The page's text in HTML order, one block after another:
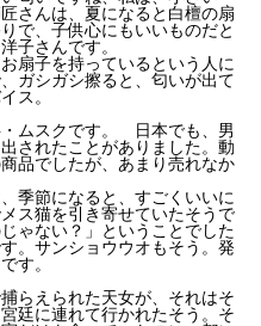
さんは、夏になると白檀の扇
で、子供心にもいいものだと
子さんです。
扇子を持っているという人に
ガシガシ擦ると、匂いが出て
ス。
ムスクです。 日本でも、男
されたことがありました。動
品でしたが、あまり売れなか
季節になると、すごくいいに
ス猫を引き寄せていたそうで
ゃない？」ということでした
。サンショウウオもそう。発
す。
らえられた天女が、それはそ
廷に連れて行かれたそう。そ